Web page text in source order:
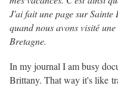
J'ai fait une page sur
quand nous avons visité
Bretagne.
In my journal I am busy
Brittany. That way it's like